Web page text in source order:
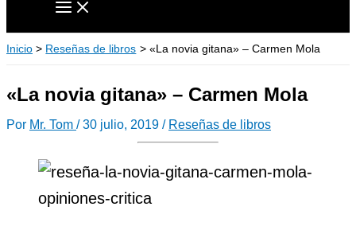
Inicio Reseñas de libros «La novia gitana» – Carmen Mola
«La novia gitana» – Carmen Mola
Por Mr. Tom /30 julio, 2019 / Reseñas de libros